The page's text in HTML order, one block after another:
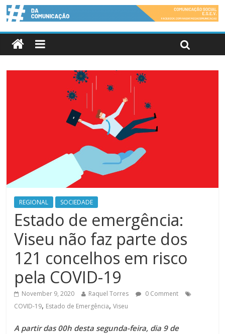
REGIONAL SOCIEDADE
Estado de emergência:
Viseu não faz parte dos
121 concelhos em risco
pela COVID-19
November 9, 2020 Raquel Torres
0 Comment
COVID-19, Estado de Emergência,Viseu
A partir das 00h desta segunda-feira, dia 9 de